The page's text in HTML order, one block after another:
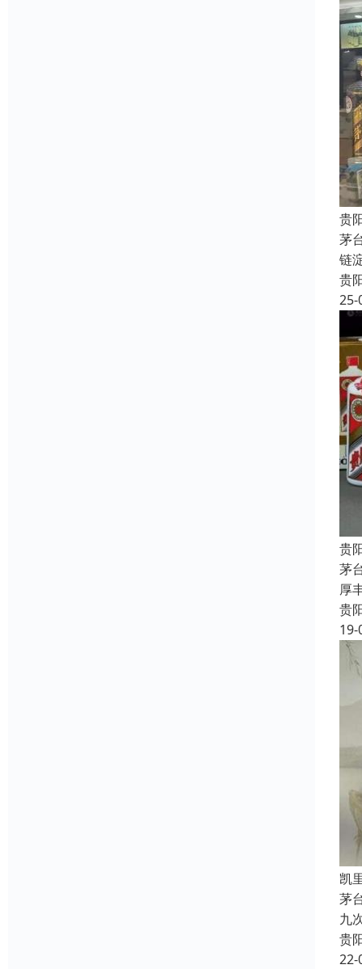
贵
茅
链
贵
25-
贵
茅
厚
贵
19-
凯
茅
九
贵
22-